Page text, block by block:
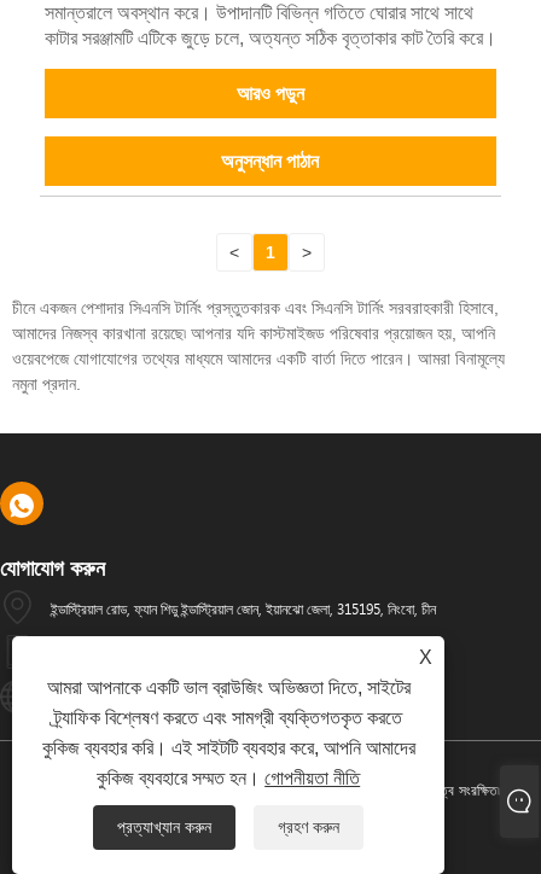
সমান্তরালে অবস্থান করে। উপাদানটি বিভিন্ন গতিতে ঘোরার সাথে সাথে
কাটার সরঞ্জামটি এটিকে জুড়ে চলে, অত্যন্ত সঠিক বৃত্তাকার কাট তৈরি করে।
আরও পড়ুন
অনুসন্ধান পাঠান
< 1 >
চীনে একজন পেশাদার সিএনসি টার্নিং প্রস্তুতকারক এবং সিএনসি টার্নিং সরবরাহকারী হিসাবে,
আমাদের নিজস্ব কারখানা রয়েছে৷ আপনার যদি কাস্টমাইজড পরিষেবার প্রয়োজন হয়, আপনি
ওয়েবপেজে যোগাযোগের তথ্যের মাধ্যমে আমাদের একটি বার্তা দিতে পারেন। আমরা বিনামূল্যে
নমুনা প্রদান.
যোগাযোগ করুন
ইন্ডাস্ট্রিয়াল রোড, ফ্যান শিডু ইন্ডাস্ট্রিয়াল জোন, ইয়ানঝো জেলা, 315195, নিংবো, চীন
Info@dyfab-Industry.com
কপিরাইট © 2024 Ningbo Dyfab Industry Co., Ltd. সর্বস্বত্ব সংরক্ষিত৷
Links Sitemap XML গোপনীয়তা নীতি
X
আমরা আপনাকে একটি ভাল ব্রাউজিং অভিজ্ঞতা দিতে, সাইটের
ট্র্যাফিক বিশ্লেষণ করতে এবং সামগ্রী ব্যক্তিগতকৃত করতে
কুকিজ ব্যবহার করি। এই সাইটটি ব্যবহার করে, আপনি আমাদের
কুকিজ ব্যবহারে সম্মত হন।গোপনীয়তা নীতি
প্রত্যাখ্যান করুন গ্রহণ করুন